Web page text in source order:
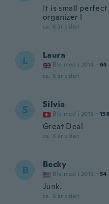
It is small
organizer l
ca. 6 år siden
L Laura
Ble med i 2014 · 64
ca. 6 år siden
S Silvia
Ble med i 2016 · 138
Great Deal
ca. 6 år siden
B Becky
Ble med i 2016 · 54
Junk.
ca. 6 år siden